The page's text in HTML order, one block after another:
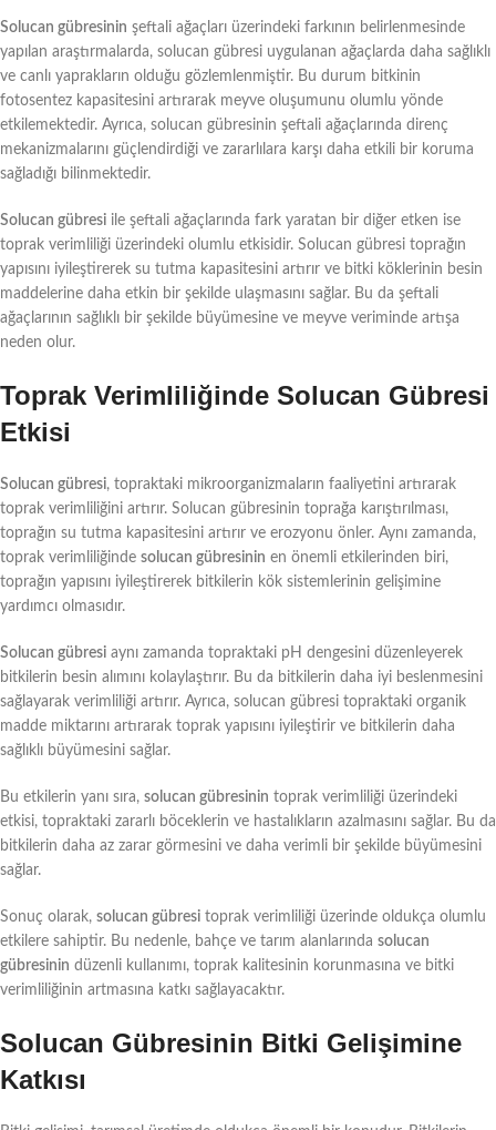
Solucan gübresinin şeftali ağaçları üzerindeki farkının belirlenmesinde
yapılan araştırmalarda, solucan gübresi uygulanan ağaçlarda daha sağlıklı
ve canlı yaprakların olduğu gözlemlenmiştir. Bu durum bitkinin
fotosentez kapasitesini artırarak meyve oluşumunu olumlu yönde
etkilemektedir. Ayrıca, solucan gübresinin şeftali ağaçlarında direnç
mekanizmalarını güçlendirdiği ve zararlılara karşı daha etkili bir koruma
sağladığı bilinmektedir.
Solucan gübresi ile şeftali ağaçlarında fark yaratan bir diğer etken ise
toprak verimliliği üzerindeki olumlu etkisidir. Solucan gübresi toprağın
yapısını iyileştirerek su tutma kapasitesini artırır ve bitki köklerinin besin
maddelerine daha etkin bir şekilde ulaşmasını sağlar. Bu da şeftali
ağaçlarının sağlıklı bir şekilde büyümesine ve meyve veriminde artışa
neden olur.
Toprak Verimliliğinde Solucan Gübresi
Etkisi
Solucan gübresi, topraktaki mikroorganizmaların faaliyetini artırarak
toprak verimliliğini artırır. Solucan gübresinin toprağa karıştırılması,
toprağın su tutma kapasitesini artırır ve erozyonu önler. Aynı zamanda,
toprak verimliliğinde solucan gübresinin en önemli etkilerinden biri,
toprağın yapısını iyileştirerek bitkilerin kök sistemlerinin gelişimine
yardımcı olmasıdır.
Solucan gübresi aynı zamanda topraktaki pH dengesini düzenleyerek
bitkilerin besin alımını kolaylaştırır. Bu da bitkilerin daha iyi beslenmesini
sağlayarak verimliliği artırır. Ayrıca, solucan gübresi topraktaki organik
madde miktarını artırarak toprak yapısını iyileştirir ve bitkilerin daha
sağlıklı büyümesini sağlar.
Bu etkilerin yanı sıra, solucan gübresinin toprak verimliliği üzerindeki
etkisi, topraktaki zararlı böceklerin ve hastalıkların azalmasını sağlar. Bu da
bitkilerin daha az zarar görmesini ve daha verimli bir şekilde büyümesini
sağlar.
Sonuç olarak, solucan gübresi toprak verimliliği üzerinde oldukça olumlu
etkilere sahiptir. Bu nedenle, bahçe ve tarım alanlarında solucan
gübresinin düzenli kullanımı, toprak kalitesinin korunmasına ve bitki
verimliliğinin artmasına katkı sağlayacaktır.
Solucan Gübresinin Bitki Gelişimine
Katkısı